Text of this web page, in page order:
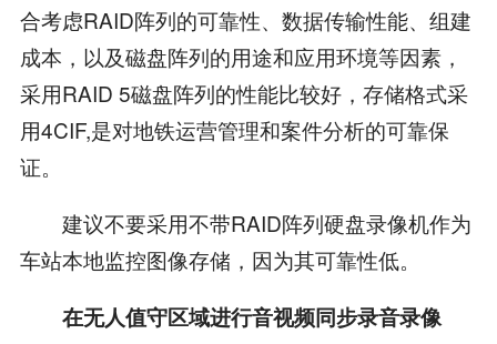
合考虑RAID阵列的可靠性、数据传输性能、组建
成本，以及磁盘阵列的用途和应用环境等因素，
采用RAID 5磁盘阵列的性能比较好，存储格式采
用4CIF,是对地铁运营管理和案件分析的可靠保
证。
建议不要采用不带RAID阵列硬盘录像机作为
车站本地监控图像存储，因为其可靠性低。
在无人值守区域进行音视频同步录音录像